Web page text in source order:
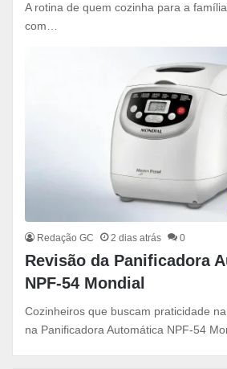
A rotina de quem cozinha para a
com…
Redação GC 2 dias atrás 0
Revisão da Panificadora
NPF-54 Mondial
Cozinheiros que buscam praticidade
na Panificadora Automática NPF-54